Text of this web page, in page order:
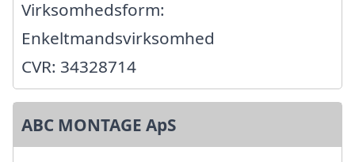
Virksomhedsform:
Enkeltmandsvirksomhed
CVR: 34328714
ABC MONTAGE ApS